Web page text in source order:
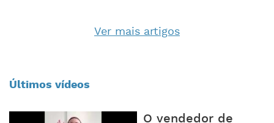
Ver mais artigos
Últimos vídeos
O vendedor de